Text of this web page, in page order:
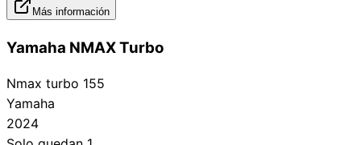
Más información
Yamaha NMAX Turbo
Nmax turbo 155
Yamaha
2024